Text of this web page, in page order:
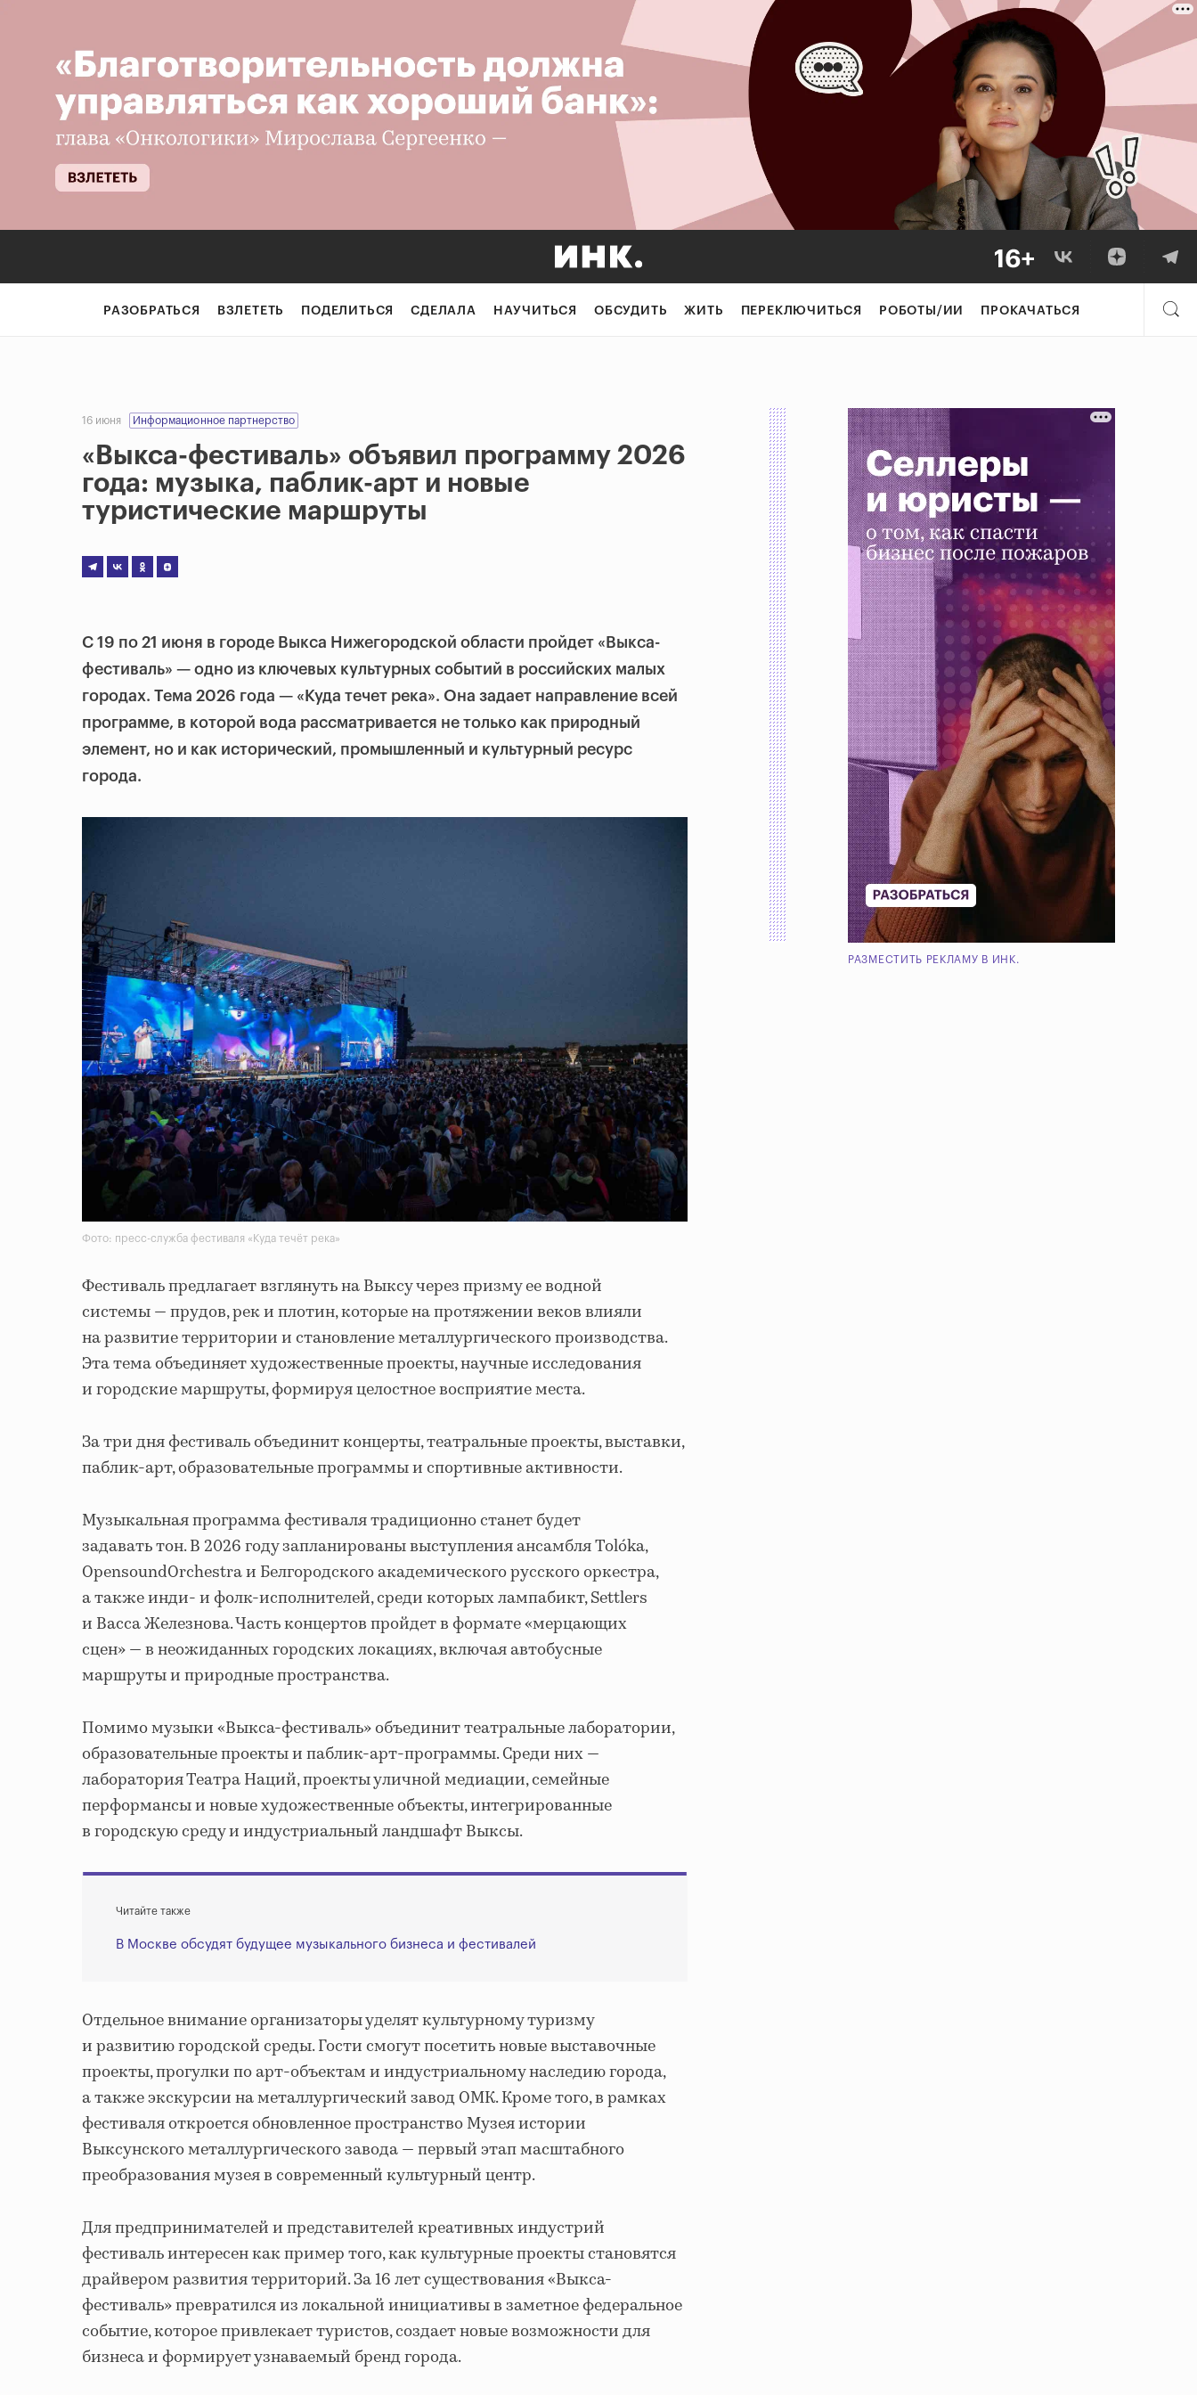
РАЗОБРАТЬСЯ ВЗЛЕТЕТЬ ПОДЕЛИТЬСЯ СДЕЛАЛА НАУЧИТЬСЯ ОБСУДИТЬ ЖИТЬ ПЕРЕКЛЮЧИТЬСЯ РОБОТЫ/ИИ ПРОКАЧАТЬСЯ
16 июня Информационное партнерство
«Выкса-фестиваль» объявил программу 2026
года: музыка, паблик-арт и новые
туристические маршруты
С 19 по 21 июня в городе Выкса Нижегородской области пройдет «Выкса-
фестиваль» — одно из ключевых культурных событий в российских малых
городах. Тема 2026 года — «Куда течет река». Она задает направление всей
программе, в которой вода рассматривается не только как природный
элемент, но и как исторический, промышленный и культурный ресурс
города.
Фото: пресс-служба фестиваля «Куда течёт река»
Фестиваль предлагает взглянуть на Выксу через призму ее водной
системы — прудов, рек и плотин, которые на протяжении веков влияли
на развитие территории и становление металлургического производства.
Эта тема объединяет художественные проекты, научные исследования
и городские маршруты, формируя целостное восприятие места.
За три дня фестиваль объединит концерты, театральные проекты, выставки,
паблик-арт, образовательные программы и спортивные активности.
Музыкальная программа фестиваля традиционно станет будет
задавать тон. В 2026 году запланированы выступления ансамбля Tolóka,
OpensoundOrchestra и Белгородского академического русского оркестра,
а также инди- и фолк-исполнителей, среди которых лампабикт, Settlers
и Васса Железнова. Часть концертов пройдет в формате «мерцающих
сцен» — в неожиданных городских локациях, включая автобусные
маршруты и природные пространства.
Помимо музыки «Выкса-фестиваль» объединит театральные лаборатории,
образовательные проекты и паблик-арт-программы. Среди них —
лаборатория Театра Наций, проекты уличной медиации, семейные
перформансы и новые художественные объекты, интегрированные
в городскую среду и индустриальный ландшафт Выксы.
Читайте также
В Москве обсудят будущее музыкального бизнеса и фестивалей
Отдельное внимание организаторы уделят культурному туризму
и развитию городской среды. Гости смогут посетить новые выставочные
проекты, прогулки по арт-объектам и индустриальному наследию города,
а также экскурсии на металлургический завод ОМК. Кроме того, в рамках
фестиваля откроется обновленное пространство Музея истории
Выксунского металлургического завода — первый этап масштабного
преобразования музея в современный культурный центр.
Для предпринимателей и представителей креативных индустрий
фестиваль интересен как пример того, как культурные проекты становятся
драйвером развития территорий. За 16 лет существования «Выкса-
фестиваль» превратился из локальной инициативы в заметное федеральное
событие, которое привлекает туристов, создает новые возможности для
бизнеса и формирует узнаваемый бренд города.
РАЗМЕСТИТЬ РЕКЛАМУ В ИНК.